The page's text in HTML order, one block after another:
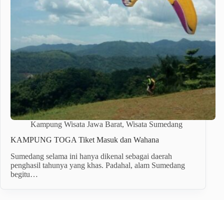
Kampung Wisata Jawa Barat, Wisata Sumedang
KAMPUNG TOGA Tiket Masuk dan Wahana
Sumedang selama ini hanya dikenal sebagai daerah
penghasil tahunya yang khas. Padahal, alam Sumedang
begitu…